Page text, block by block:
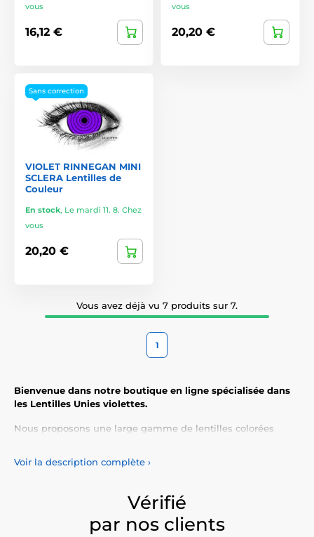
vous
16,12 €
vous
20,20 €
Sans correction
VIOLET RINNEGAN MINI
SCLERA Lentilles de
Couleur
En stock, Le mardi 11. 8. Chez
vous
20,20 €
Vous avez déjà vu 7 produits sur 7.
1
Bienvenue dans notre boutique en ligne spécialisée dans
les Lentilles Unies violettes.
Nous proposons une large gamme de lentilles colorées
Les lentilles de contact violettes
permettent également d’exprimer votre personnalité et votre
Découvrez notre vaste sélection de lentilles colorées,
Voir la description complète ›
Vérifié
par nos clients